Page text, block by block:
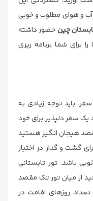
و هوای مطلوب و خوبی
چینحضور داشته
را برای شما برنامه ریزی
باید توجه زیادی به
یک سفر دلپذیر برای خود
هیجان انگیز هستید
گشت و گذار در اختیار
باشد. تور تابستانی
از میان تور تک مقصد
تعداد روزهای اقامت در